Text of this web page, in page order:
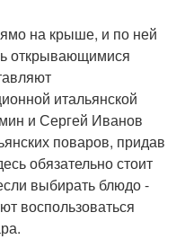
на крыше, и по ней
открывающимися
итальянской
и Сергей Иванов
поваров, придав
обязательно стоит
выбирать блюдо -
воспользоваться